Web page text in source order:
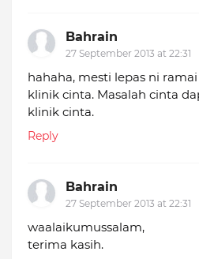
Bahrain
27 September 2013 at 22:31
hahaha, mesti lepas ni
klinik cinta. Masalah cinta
klinik cinta.
Reply
Bahrain
27 September 2013 at 22:31
waalaikumussalam,
terima kasih.